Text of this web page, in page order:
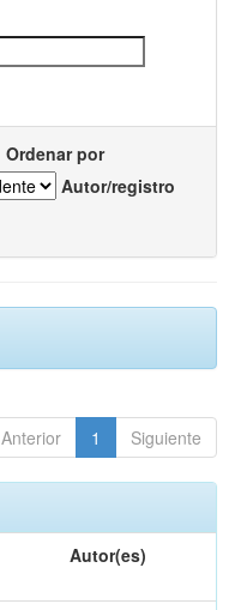
Ordenar por
Autor/registro
Anterior 1 Siguiente
Autor(es)